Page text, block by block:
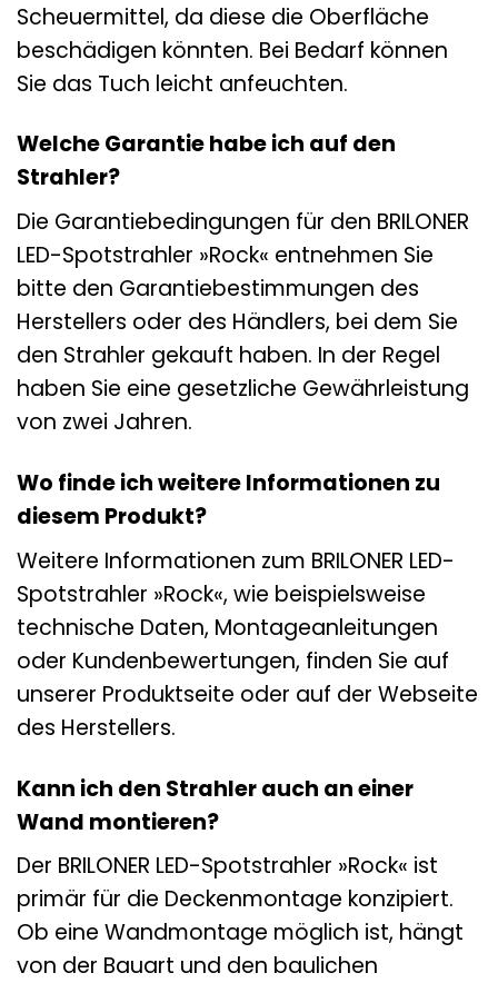
Scheuermittel, da diese die Oberfläche
beschädigen könnten. Bei Bedarf können
Sie das Tuch leicht anfeuchten.
Welche Garantie habe ich auf den
Strahler?
Die Garantiebedingungen für den BRILONER
LED-Spotstrahler »Rock« entnehmen Sie
bitte den Garantiebestimmungen des
Herstellers oder des Händlers, bei dem Sie
den Strahler gekauft haben. In der Regel
haben Sie eine gesetzliche Gewährleistung
von zwei Jahren.
Wo finde ich weitere Informationen zu
diesem Produkt?
Weitere Informationen zum BRILONER LED-
Spotstrahler »Rock«, wie beispielsweise
technische Daten, Montageanleitungen
oder Kundenbewertungen, finden Sie auf
unserer Produktseite oder auf der Webseite
des Herstellers.
Kann ich den Strahler auch an einer
Wand montieren?
Der BRILONER LED-Spotstrahler »Rock« ist
primär für die Deckenmontage konzipiert.
Ob eine Wandmontage möglich ist, hängt
von der Bauart und den baulichen